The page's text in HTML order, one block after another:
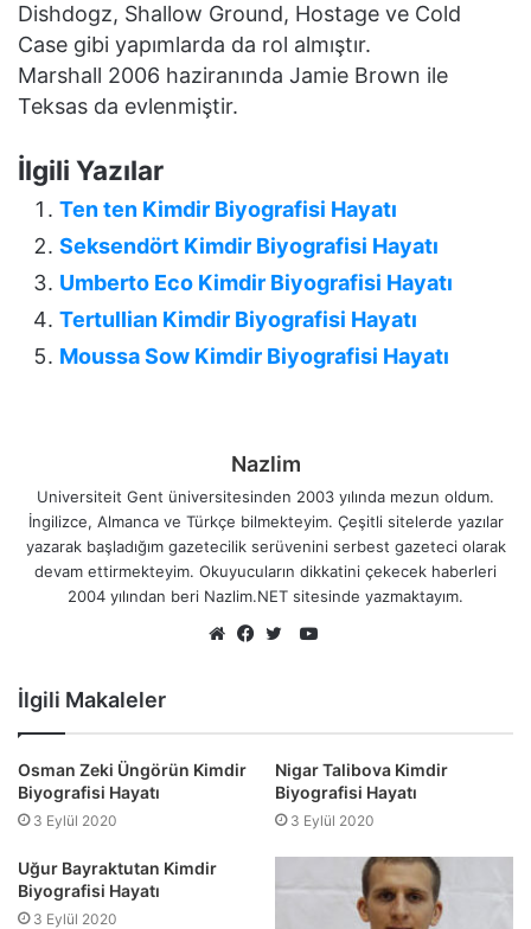
Dishdogz, Shallow Ground, Hostage ve Cold
Case gibi yapımlarda da rol almıştır.
Marshall 2006 haziranında Jamie Brown ile
Teksas da evlenmiştir.
İlgili Yazılar
Ten ten Kimdir Biyografisi Hayatı
Seksendört Kimdir Biyografisi Hayatı
Umberto Eco Kimdir Biyografisi Hayatı
Tertullian Kimdir Biyografisi Hayatı
Moussa Sow Kimdir Biyografisi Hayatı
Nazlim
Universiteit Gent üniversitesinden 2003 yılında mezun oldum.
İngilizce, Almanca ve Türkçe bilmekteyim. Çeşitli sitelerde yazılar
yazarak başladığım gazetecilik serüvenini serbest gazeteci olarak
devam ettirmekteyim. Okuyucuların dikkatini çekecek haberleri
2004 yılından beri Nazlim.NET sitesinde yazmaktayım.
YouTube
İlgili Makaleler
Osman Zeki Üngörün Kimdir
Biyografisi Hayatı
3 Eylül 2020
Nigar Talibova Kimdir
Biyografisi Hayatı
3 Eylül 2020
Uğur Bayraktutan Kimdir
Biyografisi Hayatı
3 Eylül 2020